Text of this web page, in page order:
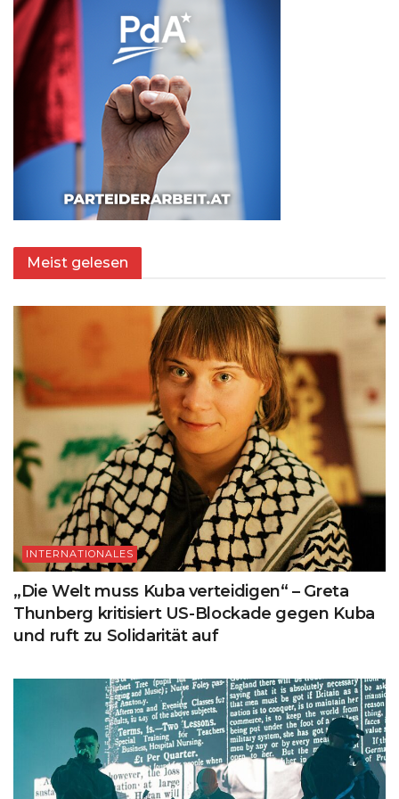
Meist gelesen
INTERNATIONALES
„Die Welt muss Kuba verteidigen“ – Greta
Thunberg kritisiert US-Blockade gegen Kuba
und ruft zu Solidarität auf